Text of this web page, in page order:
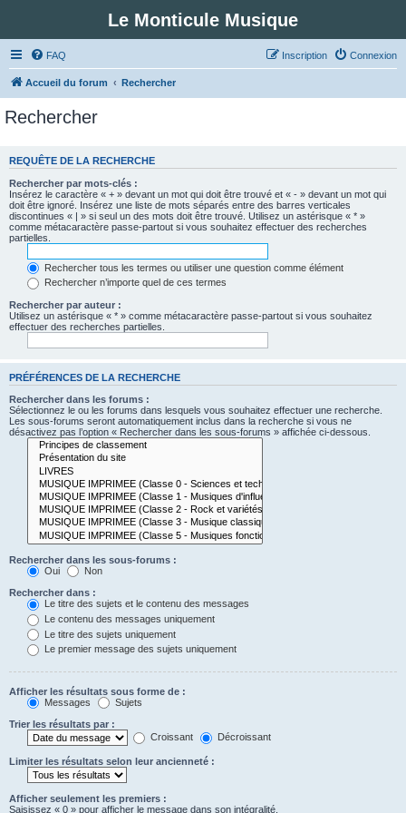
Le Monticule Musique
FAQ Connexion
Inscription
Accueil du forum Rechercher
Rechercher
REQUÊTE DE LA RECHERCHE
Rechercher par mots-clés :
Insérez le caractère « + » devant un mot qui doit être trouvé et « - » devant un mot qui
doit être ignoré. Insérez une liste de mots séparés entre des barres verticales
discontinues « | » si seul un des mots doit être trouvé. Utilisez un astérisque « * »
comme métacaractère passe-partout si vous souhaitez effectuer des recherches
partielles.
Rechercher tous les termes ou utiliser une question comme élément
Rechercher n’importe quel de ces termes
Rechercher par auteur :
Utilisez un astérisque « * » comme métacaractère passe-partout si vous souhaitez
effectuer des recherches partielles.
PRÉFÉRENCES DE LA RECHERCHE
Rechercher dans les forums :
Sélectionnez le ou les forums dans lesquels vous souhaitez effectuer une recherche.
Les sous-forums seront automatiquement inclus dans la recherche si vous ne
désactivez pas l’option « Rechercher dans les sous-forums » affichée ci-dessous.
Rechercher dans les sous-forums :
Oui
Non
Rechercher dans :
Le titre des sujets et le contenu des messages
Le contenu des messages uniquement
Le titre des sujets uniquement
Le premier message des sujets uniquement
Afficher les résultats sous forme de :
Messages
Sujets
Trier les résultats par :
Croissant
Décroissant
Limiter les résultats selon leur ancienneté :
Afficher seulement les premiers :
Saisissez « 0 » pour afficher le message dans son intégralité.